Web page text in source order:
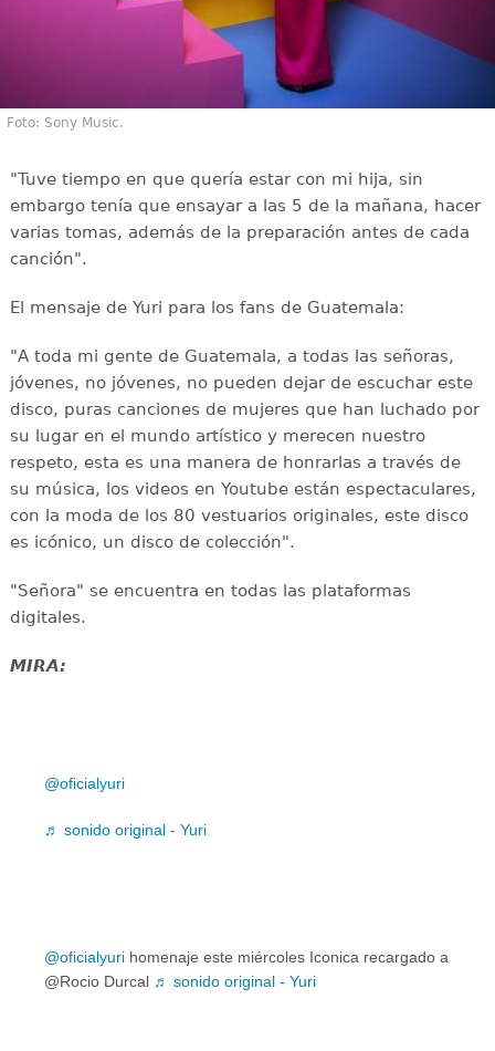
Foto: Sony Music.
"Tuve tiempo en que quería estar con mi hija, sin
embargo tenía que ensayar a las 5 de la mañana, hacer
varias tomas, además de la preparación antes de cada
canción".
El mensaje de Yuri para los fans de Guatemala:
"A toda mi gente de Guatemala, a todas las señoras,
jóvenes, no jóvenes, no pueden dejar de escuchar este
disco, puras canciones de mujeres que han luchado por
su lugar en el mundo artístico y merecen nuestro
respeto, esta es una manera de honrarlas a través de
su música, los videos en Youtube están espectaculares,
con la moda de los 80 vestuarios originales, este disco
es icónico, un disco de colección".
"Señora" se encuentra en todas las plataformas
digitales.
MIRA:
@oficialyuri
♬ sonido original - Yuri
@oficialyuri homenaje este miércoles Iconica recargado a
@Rocio Durcal ♬ sonido original - Yuri